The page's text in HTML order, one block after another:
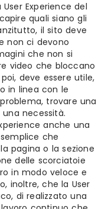
Experience del
quali siano gli
il sito deve
non ci devono
che non si
video che bloccano
deve essere utile,
in linea con le
trovare una
necessità.
anche una
che
pagina o la sezione
delle scorciatoie
in modo veloce e
inoltre, che la User
di realizzato una